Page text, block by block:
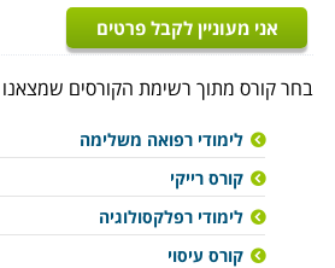
אני מעוניין לקבל פרטים
בחר קורס מתוך רשימת הקורסים
לימודי רפואה משלימה
קורס רייקי
לימודי רפלקסולוגיה
קורס עיסוי